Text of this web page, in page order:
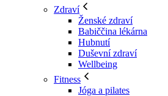
Zdraví
Ženské zdraví
Babiččina lékárna
Hubnutí
Duševní zdraví
Wellbeing
Fitness
Jóga a pilates